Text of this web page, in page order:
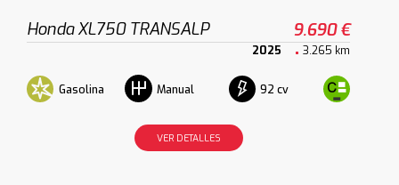
Honda XL750 TRANSALP 9.690 €
2025 3.265 km
Gasolina Manual 92 cv
VER DETALLES